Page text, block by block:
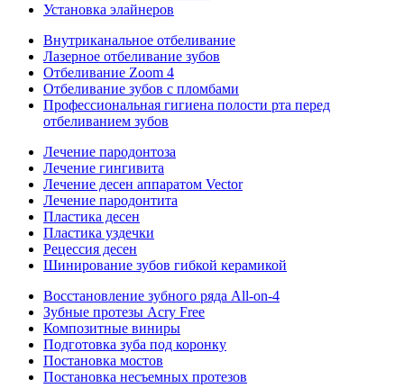
Установка элайнеров
Внутриканальное отбеливание
Лазерное отбеливание зубов
Отбеливание Zoom 4
Отбеливание зубов с пломбами
Профессиональная гигиена полости рта перед
отбеливанием зубов
Лечение пародонтоза
Лечение гингивита
Лечение десен аппаратом Vector
Лечение пародонтита
Пластика десен
Пластика уздечки
Рецессия десен
Шинирование зубов гибкой керамикой
Восстановление зубного ряда All‑on‑4
Зубные протезы Acry Free
Композитные виниры
Подготовка зуба под коронку
Постановка мостов
Постановка несъемных протезов